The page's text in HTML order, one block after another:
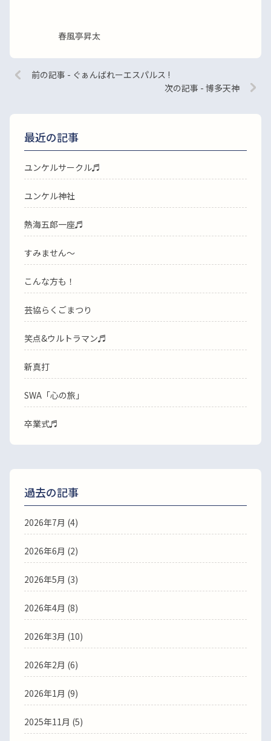
春風亭昇太
前の記事 - ぐぁんばれーエスパルス !
次の記事 - 博多天神
最近の記事
ユンケルサークル♬
ユンケル神社
熱海五郎一座♬
すみません〜
こんな方も！
芸協らくごまつり
笑点&ウルトラマン♬
新真打
SWA「心の旅」
卒業式♬
過去の記事
2026年7月 (4)
2026年6月 (2)
2026年5月 (3)
2026年4月 (8)
2026年3月 (10)
2026年2月 (6)
2026年1月 (9)
2025年11月 (5)